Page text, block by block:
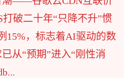
破二十年“只降不升”惯
15%，标志着AI驱动的数
从“预期”进入“刚性消